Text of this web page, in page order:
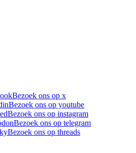
Bezoek ons op x
Bezoek ons op youtube
Bezoek ons op instagram
Bezoek ons op telegram
Bezoek ons op threads